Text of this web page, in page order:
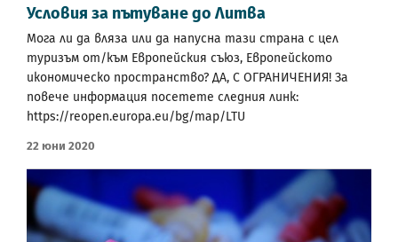
Условия за пътуване до Литва
Мога ли да вляза или да напусна тази страна с цел
туризъм от/към Европейския съюз, Европейското
икономическо пространство? ДА, С ОГРАНИЧЕНИЯ! За
повече информация посетете следния линк:
https://reopen.europa.eu/bg/map/LTU
22 Юни 2020